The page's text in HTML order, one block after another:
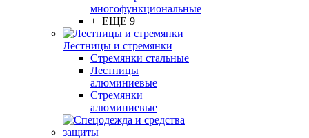
многофункциональные
+ ЕЩЕ 9
Лестницы и стремянки
Стремянки стальные
Лестницы
алюминиевые
Стремянки
алюминиевые